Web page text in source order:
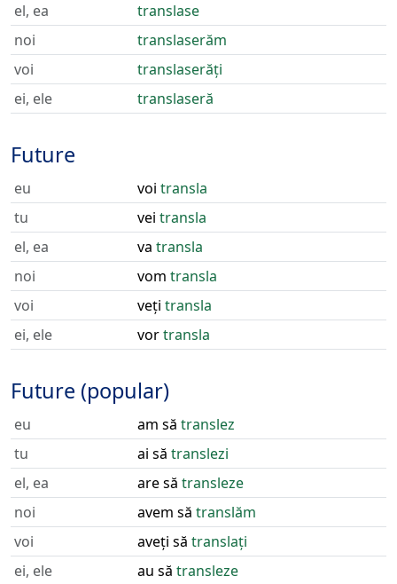
el, ea
translase
noi
translaserăm
voi
translaserăți
ei, ele
translaseră
Future
eu voi transla
tu
vei transla
el, ea
va transla
noi
vom transla
voi
veți transla
ei, ele
vortransla
Future (popular)
eu am să translez
tu
ai să translezi
el, ea
are să transleze
noi
avem să translăm
voi
aveți să translați
ei, ele
au să transleze